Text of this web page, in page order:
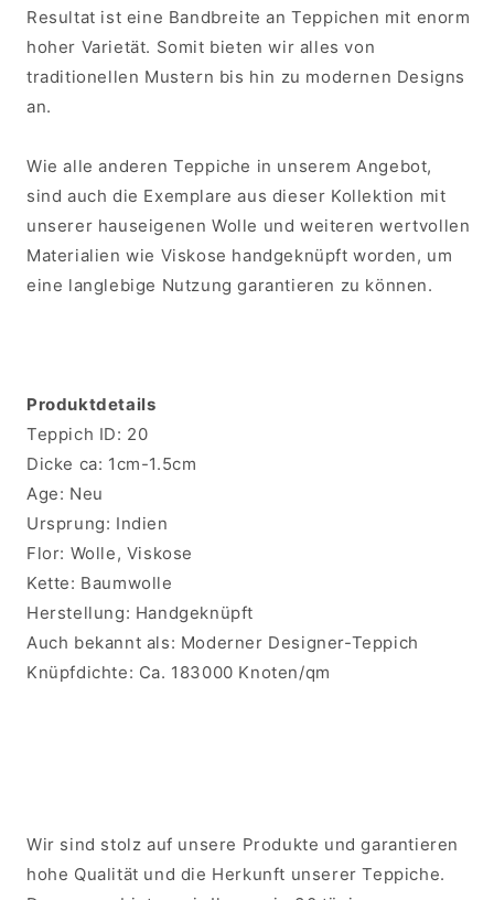
Resultat ist eine Bandbreite an Teppichen mit enorm
hoher Varietät. Somit bieten wir alles von
traditionellen Mustern bis hin zu modernen Designs
an.
Wie alle anderen Teppiche in unserem Angebot,
sind auch die Exemplare aus dieser Kollektion mit
unserer hauseigenen Wolle und weiteren wertvollen
Materialien wie Viskose handgeknüpft worden, um
eine langlebige Nutzung garantieren zu können.
Produktdetails
Teppich ID: 20
Dicke ca: 1cm-1.5cm
Age: Neu
Ursprung: Indien
Flor: Wolle, Viskose
Kette: Baumwolle
Herstellung: Handgeknüpft
Auch bekannt als: Moderner Designer-Teppich
Knüpfdichte: Ca. 183000 Knoten/qm
Wir sind stolz auf unsere Produkte und garantieren
hohe Qualität und die Herkunft unserer Teppiche.